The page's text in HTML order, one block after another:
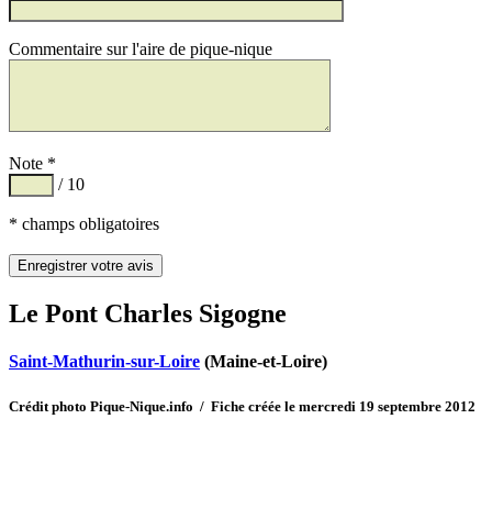
Commentaire sur l'aire de pique-nique
Note *
/ 10
* champs obligatoires
Le Pont Charles Sigogne
Saint-Mathurin-sur-Loire (Maine-et-Loire)
Crédit photo Pique-Nique.info / Fiche créée le mercredi 19 septembre 2012